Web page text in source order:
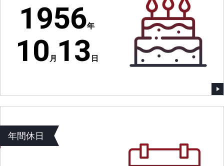
1956年
10 月 13 日
年間休日